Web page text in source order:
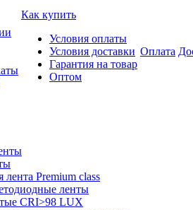
Как купить
Условия оплаты
Условия доставки
Гарантия на товар
Оптом
Оплата
лента Premium class
ленты
CRI>98 LUX